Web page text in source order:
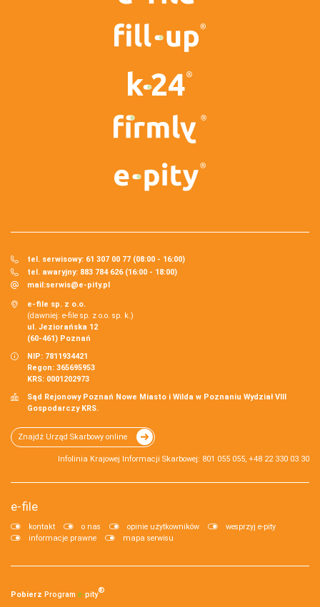
tel. serwisowy: 61 307 00 77 (08:00 - 16:00)
tel. awaryjny: 883 784 626 (16:00 - 18:00)
mail:serwis@e-pity.pl
e-file sp. z o.o.
(dawniej: e-file sp. z o.o. sp. k.)
ul. Jeziorańska 12
(60-461) Poznań
NIP: 7811934421
Regon: 365695953
KRS: 0001202973
Sąd Rejonowy Poznań Nowe Miasto i Wilda w Poznaniu Wydział VIII
Gospodarczy KRS.
Znajdź Urząd Skarbowy online
Infolinia Krajowej Informacji Skarbowej: 801 055 055, +48 22 330 03 30
e-file
kontakt o nas opinie użytkowników
wesprzyj e-pity
informacje prawne
mapa serwisu
Pobierz Program e‑pity®